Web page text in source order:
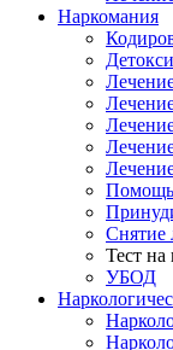
Наркомания
Помощь
Снятие
Тест
УБОД